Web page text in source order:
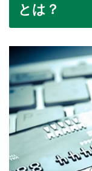
とは？